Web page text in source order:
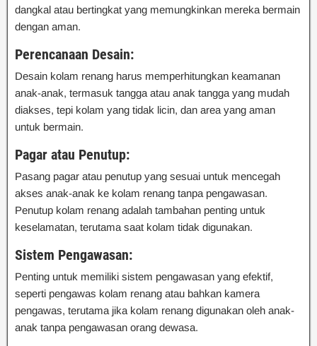
dangkal atau bertingkat yang memungkinkan mereka bermain
dengan aman.
Perencanaan Desain:
Desain kolam renang harus memperhitungkan keamanan
anak-anak, termasuk tangga atau anak tangga yang mudah
diakses, tepi kolam yang tidak licin, dan area yang aman
untuk bermain.
Pagar atau Penutup:
Pasang pagar atau penutup yang sesuai untuk mencegah
akses anak-anak ke kolam renang tanpa pengawasan.
Penutup kolam renang adalah tambahan penting untuk
keselamatan, terutama saat kolam tidak digunakan.
Sistem Pengawasan:
Penting untuk memiliki sistem pengawasan yang efektif,
seperti pengawas kolam renang atau bahkan kamera
pengawas, terutama jika kolam renang digunakan oleh anak-
anak tanpa pengawasan orang dewasa.